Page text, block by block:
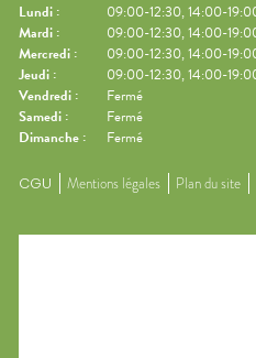
Lundi :
09:00-12:30, 14:00-
Mardi :
09:00-12:30, 14:00-
Mercredi :
09:00-12:30, 14:00-
Jeudi :
09:00-12:30, 14:00-
Vendredi :
Fermé
Samedi :
Fermé
Dimanche : Fermé
CGU Mentions légales Plan du site